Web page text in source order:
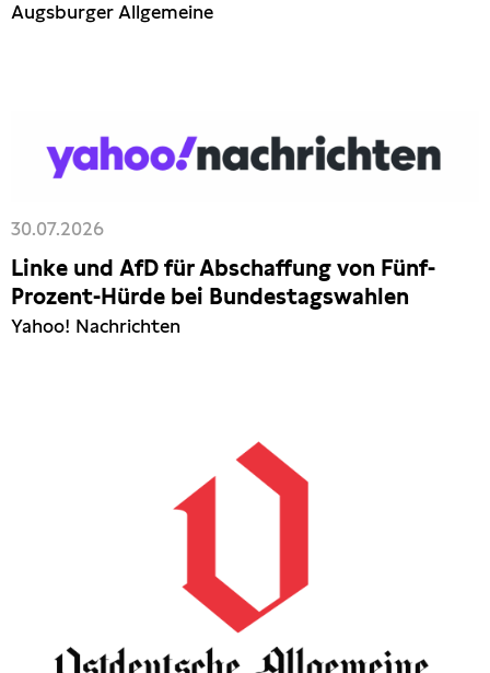
Augsburger Allgemeine
30.07.2026
Linke und AfD für Abschaffung von Fünf-
Prozent-Hürde bei Bundestagswahlen
Yahoo! Nachrichten